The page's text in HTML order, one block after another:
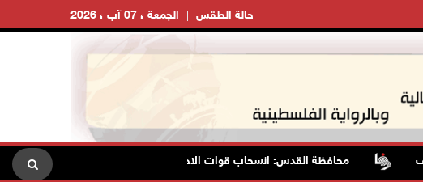
الجمعة ، 07 آب ، 2026 حالة الطقس
محافظة القدس: انسحاب قوات الاحتلال من مخيم قلنديا وكفر عقب بعد عدوان